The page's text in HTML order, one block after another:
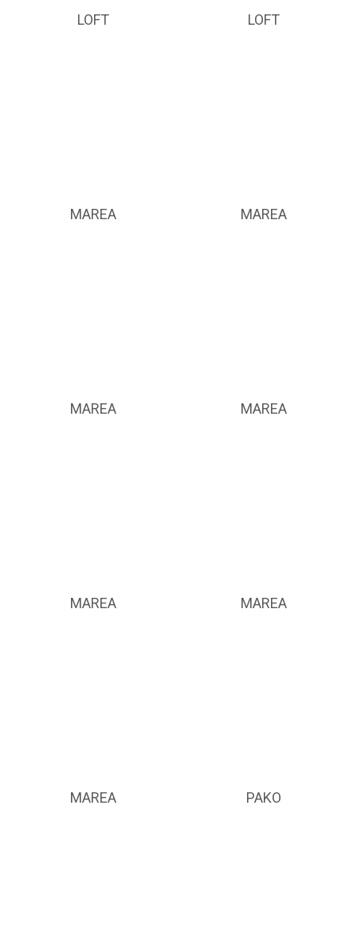
LOFT LOFT
MAREA MAREA
MAREA MAREA
MAREA MAREA
MAREA PAKO